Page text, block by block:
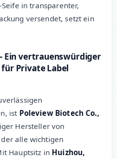
in transparenter,
versendet, setzt ein
vertrauenswürdiger
Private Label
ist Poleview Biotech Co.,
Hersteller von
alle wichtigen
Hauptsitz in Huizhou,